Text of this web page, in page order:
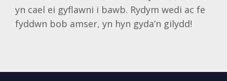
yn cael ei gyflawni i bawb. Rydym wedi ac fe
fyddwn bob amser, yn hyn gyda’n gilydd!